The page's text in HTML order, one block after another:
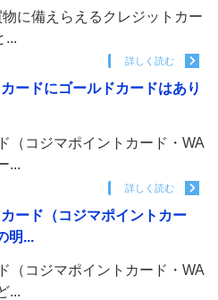
に備えらえるクレジットカー
...
詳しく読む
ードにゴールドカードはあり
（コジマポイントカード・WA
...
詳しく読む
ード（コジマポイントカー
明...
（コジマポイントカード・WA
...